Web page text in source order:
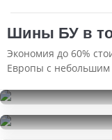
Шины БУ в
Экономия до 60%
Европы с небольшим